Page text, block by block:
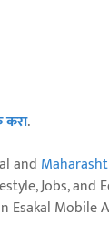
.
and
Jobs, and
on Esakal